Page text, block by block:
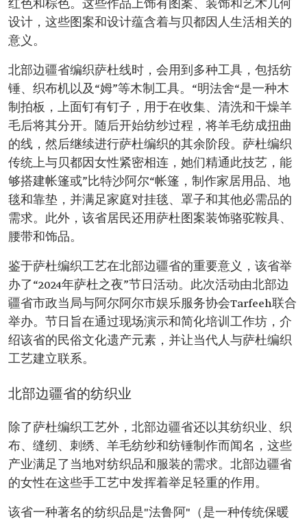
红色和棕色。这些作品上饰有图案、装饰和艺术几何
设计，这些图案和设计蕴含着与贝都因人生活相关的
意义。
北部边疆省编织萨杜线时，会用到多种工具，包括纺
锤、织布机以及“姆”等木制工具。“明法舍“是一种木
制拍板，上面钉有钉子，用于在收集、清洗和干燥羊
毛后将其分开。随后开始纺纱过程，将羊毛纺成扭曲
的线，然后继续进行萨杜编织的其余阶段。萨杜编织
传统上与贝都因女性紧密相连，她们精通此技艺，能
够搭建帐篷或”比特沙阿尔“帐篷，制作家居用品、地
毯和靠垫，并满足家庭对挂毯、罩子和其他必需品的
需求。此外，该省居民还用萨杜图案装饰骆驼鞍具、
腰带和饰品。
鉴于萨杜编织工艺在北部边疆省的重要意义，该省举
办了“2024年萨杜之夜”节日活动。此次活动由北部边
疆省市政当局与阿尔阿尔市娱乐服务协会Tarfeeh联合
举办。节日旨在通过现场演示和简化培训工作坊，介
绍该省的民俗文化遗产元素，并让当代人与萨杜编织
工艺建立联系。
北部边疆省的纺织业
除了萨杜编织工艺外，北部边疆省还以其纺织业、织
布、缝纫、刺绣、羊毛纺纱和纺锤制作而闻名，这些
产业满足了当地对纺织品和服装的需求。北部边疆省
的女性在这些手工艺中发挥着举足轻重的作用。
该省一种著名的纺织品是"法鲁阿"（是一种传统保暖